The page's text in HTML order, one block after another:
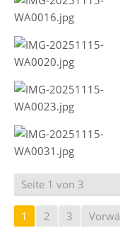
Seite 1 von 3
1 2 3